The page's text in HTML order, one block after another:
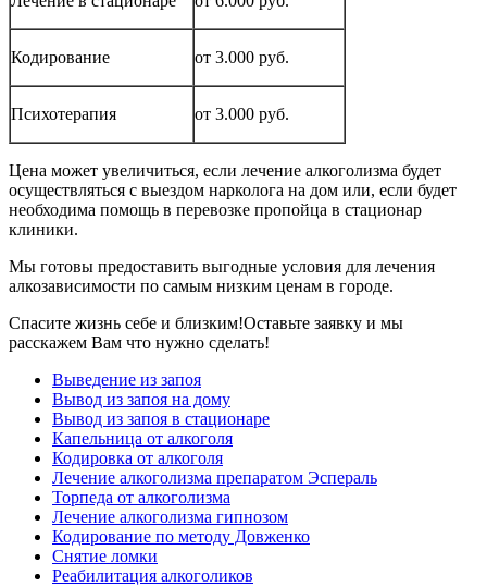
Кодирование от 3.000 руб.
Психотерапия от 3.000 руб.
Цена может увеличиться, если лечение алкоголизма будет
осуществляться с выездом нарколога на дом или, если будет
необходима помощь в перевозке пропойца в стационар
клиники.
Мы готовы предоставить выгодные условия для лечения
алкозависимости по самым низким ценам в городе.
Спасите жизнь себе и близким!Оставьте заявку и мы
расскажем Вам что нужно сделать!
Выведение из запоя
Вывод из запоя на дому
Вывод из запоя в стационаре
Капельница от алкоголя
Кодировка от алкоголя
Лечение алкоголизма препаратом Эспераль
Торпеда от алкоголизма
Лечение алкоголизма гипнозом
Кодирование по методу Довженко
Снятие ломки
Реабилитация алкоголиков